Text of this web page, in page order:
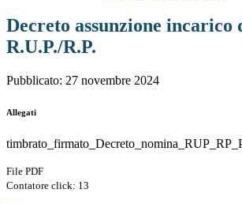
Decreto assunzione incarico
R.U.P./R.P.
Pubblicato: 27 novembre 2024
Allegati
File PDF
Contatore click: 13